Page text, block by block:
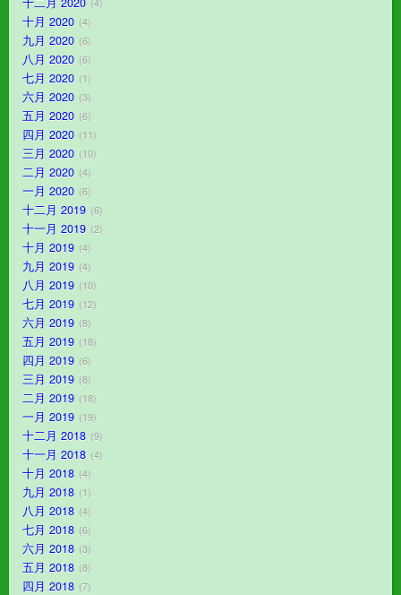
4
十月 2020 4
九月 2020 6
八月 2020 6
七月 2020 1
六月 2020 3
五月 2020 6
四月 2020 11
三月 2020 10
二月 2020 4
一月 2020 6
十二月 2019 6
十一月 2019 2
十月 2019 4
九月 2019 4
八月 2019 10
七月 2019 12
六月 2019 8
五月 2019 18
四月 2019 6
三月 2019 8
二月 2019 18
一月 2019 19
十二月 2018 9
十一月 2018 4
十月 2018 4
九月 2018 1
八月 2018 4
七月 2018 6
六月 2018 3
五月 2018 8
四月 2018 7